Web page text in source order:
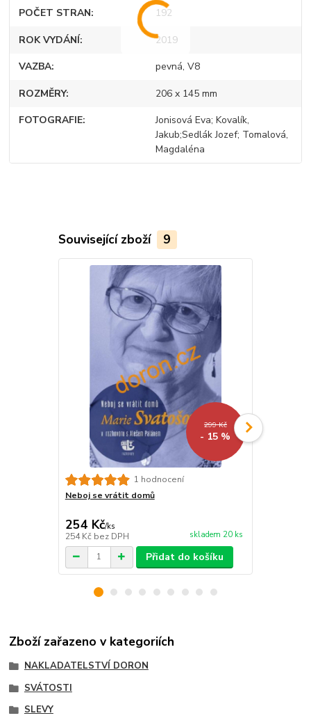
POČET STRAN 192
ROK VYDÁNÍ 2019
VAZBA pevná, V8
ROZMĚRY 206 x 145 mm
FOTOGRAFIE
Jonisová Eva; Kovalík,
Jakub;Sedlák Jozef; Tomalová,
Magdaléna
Související zboží 9
299 Kč
- 15 %
1 hodnocení
Neboj se vrátit domů
254 Kč/ks
254 Kč bez DPH skladem 20 ks
Přidat do košíku
Zboží zařazeno v kategoriích
NAKLADATELSTVÍ DORON
SVÁTOSTI
SLEVY